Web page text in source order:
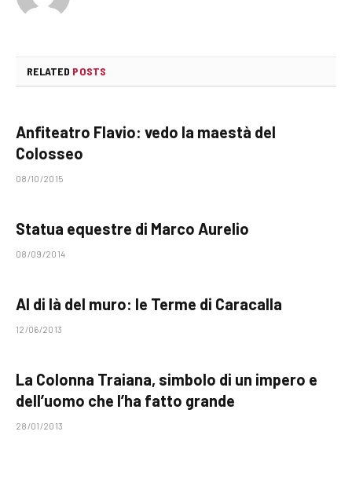
RELATED POSTS
Anfiteatro Flavio: vedo la maestà del
Colosseo
08/10/2015
Statua equestre di Marco Aurelio
08/09/2014
Al di là del muro: le Terme di Caracalla
12/06/2013
La Colonna Traiana, simbolo di un impero e
dell’uomo che l’ha fatto grande
28/01/2013